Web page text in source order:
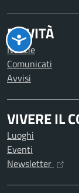
NOVITÀ
Notizie
Comunicati
Avvisi
VIVERE IL
Luoghi
Eventi
Newsletter